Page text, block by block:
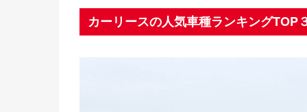
カーリースの人気車種ランキングTOP